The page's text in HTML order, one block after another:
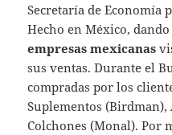
Secretaría de Economía
Hecho en México,
empresas mexicanas
sus ventas. Durante el
compradas por los
Suplementos (Birdman),
Colchones (Monal). Por